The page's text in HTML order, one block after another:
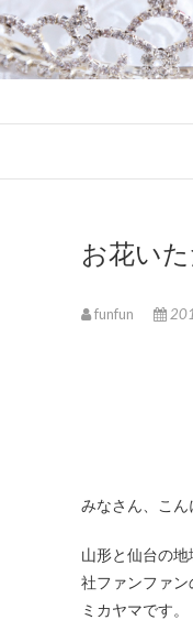
ファ
お花い
funfun
みなさん、こ
山形と仙台の
社ファンファン
ミカヤマです。